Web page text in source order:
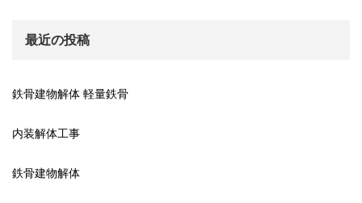
最近の投稿
鉄骨建物解体 軽量鉄骨
内装解体工事
鉄骨建物解体